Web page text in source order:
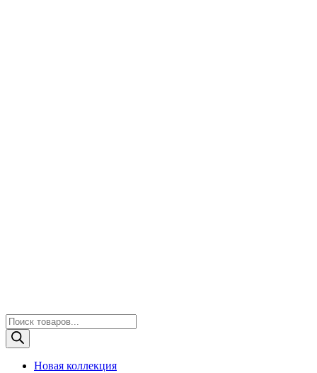
Поиск
товаров
Новая коллекция